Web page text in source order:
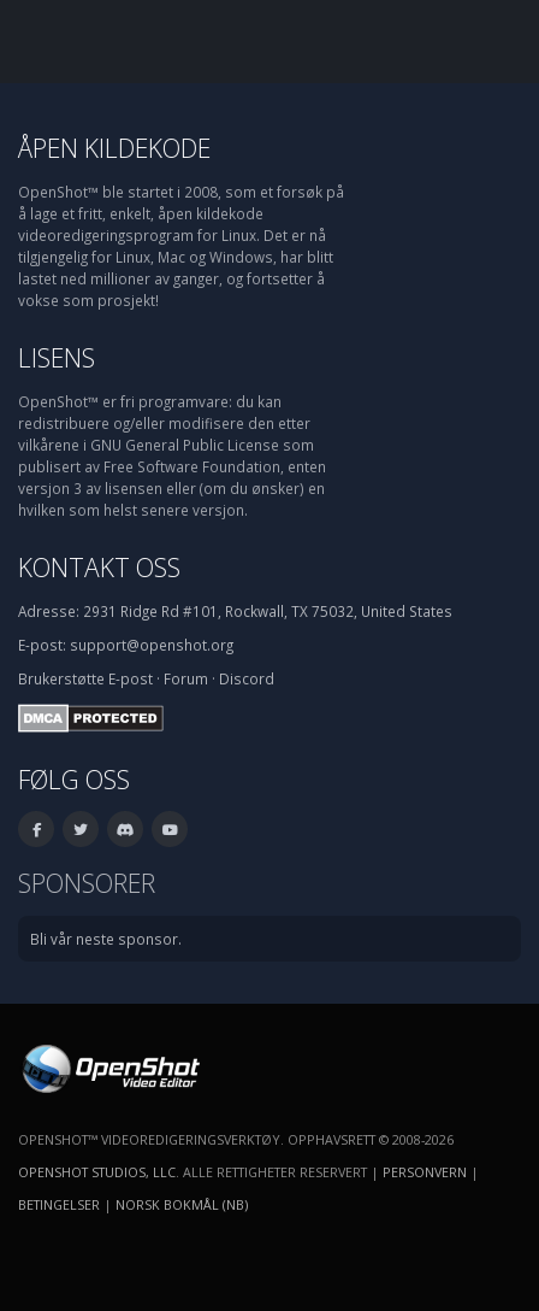
ÅPEN KILDEKODE
OpenShot™ ble startet i 2008, som et forsøk på
å lage et fritt, enkelt, åpen kildekode
videoredigeringsprogram for Linux. Det er nå
tilgjengelig for Linux, Mac og Windows, har blitt
lastet ned millioner av ganger, og fortsetter å
vokse som prosjekt!
LISENS
OpenShot™ er fri programvare: du kan
redistribuere og/eller modifisere den etter
vilkårene i GNU General Public License som
publisert av Free Software Foundation, enten
versjon 3 av lisensen eller (om du ønsker) en
hvilken som helst senere versjon.
KONTAKT OSS
Adresse: 2931 Ridge Rd #101, Rockwall, TX 75032, United States
E-post: support@openshot.org
Brukerstøtte E-post · Forum · Discord
FØLG OSS
SPONSORER
Bli vår neste sponsor.
OPENSHOT™ VIDEOREDIGERINGSVERKTØY. OPPHAVSRETT © 2008-2026
OPENSHOT STUDIOS, LLC . ALLE RETTIGHETER RESERVERT | PERSONVERN |
BETINGELSER | NORSK BOKMÅL (NB)